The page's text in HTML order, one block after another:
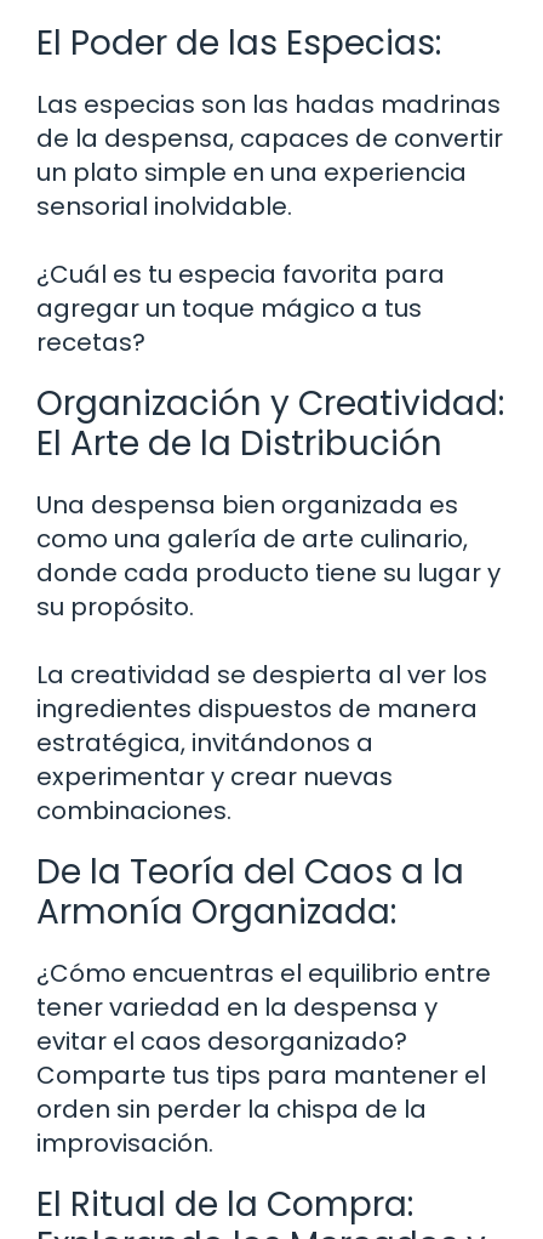
El Poder de las Especias:
Las especias son las hadas madrinas
de la despensa, capaces de convertir
un plato simple en una experiencia
sensorial inolvidable.
¿Cuál es tu especia favorita para
agregar un toque mágico a tus
recetas?
Organización y Creatividad:
El Arte de la Distribución
Una despensa bien organizada es
como una galería de arte culinario,
donde cada producto tiene su lugar y
su propósito.
La creatividad se despierta al ver los
ingredientes dispuestos de manera
estratégica, invitándonos a
experimentar y crear nuevas
combinaciones.
De la Teoría del Caos a la
Armonía Organizada:
¿Cómo encuentras el equilibrio entre
tener variedad en la despensa y
evitar el caos desorganizado?
Comparte tus tips para mantener el
orden sin perder la chispa de la
improvisación.
El Ritual de la Compra: